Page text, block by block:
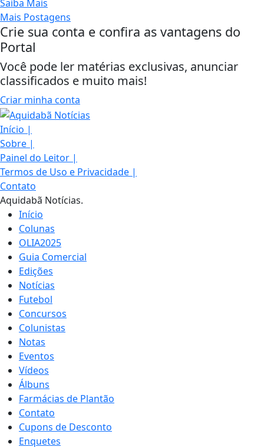
Saiba Mais
Mais Postagens
Crie sua conta e confira as vantagens do
Portal
Você pode ler matérias exclusivas, anunciar
classificados e muito mais!
Criar minha conta
Início |
Sobre |
Painel do Leitor |
Termos de Uso e Privacidade |
Contato
Aquidabã Notícias.
Início
Colunas
OLIA2025
Guia Comercial
Edições
Notícias
Futebol
Concursos
Colunistas
Notas
Eventos
Vídeos
Álbuns
Farmácias de Plantão
Contato
Cupons de Desconto
Enquetes